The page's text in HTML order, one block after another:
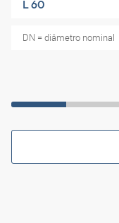
L 60
DN = diâmetro nominal